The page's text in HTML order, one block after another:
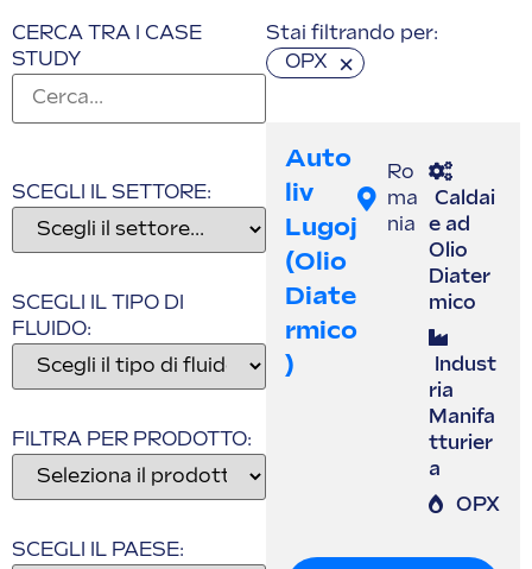
CERCA TRA I CASE
STUDY
SCEGLI IL SETTORE:
SCEGLI IL TIPO DI
FLUIDO:
FILTRA PER PRODOTTO:
SCEGLI IL PAESE:
Stai filtrando per:
OPX ×
Auto
Liv
Lugoj
(olio
Diate
Rmico
)
Ro
ma
nia
Caldai
e ad
Olio
Diater
mico
Indust
ria
Manifa
tturier
a
OPX